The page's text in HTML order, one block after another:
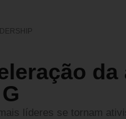
líderes se tornam